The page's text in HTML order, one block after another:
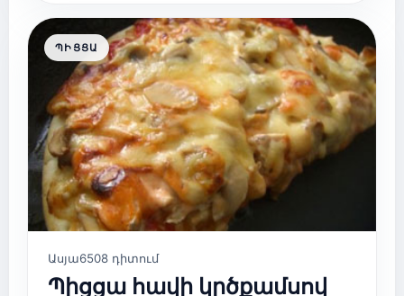
ՊԻՑՑԱ
Ասյա6508 դիտում
Պիցցա հավի կրծքամսով